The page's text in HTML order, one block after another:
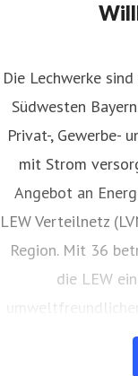
Die Lechwerke
Südwesten
Privat-, Gewerbe-
mit Strom
Angebot an
LEW Verteilnetz
Region. Mit 36
die LEW
eigenen Anlagen
die LEW auch